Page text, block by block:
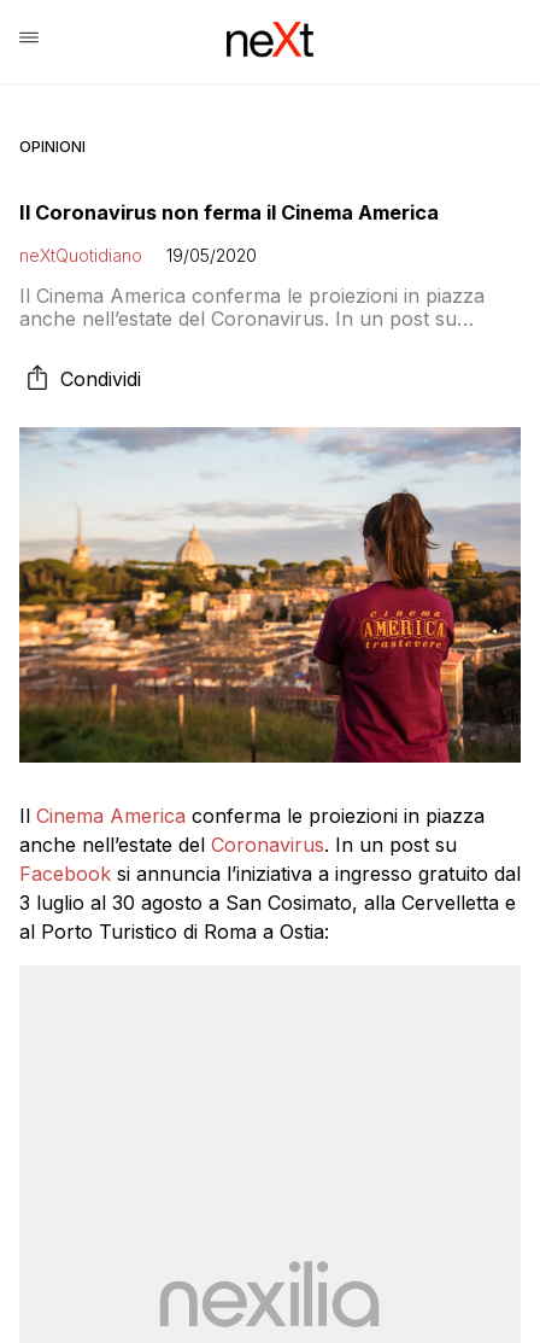
OPINIONI
Il Coronavirus non ferma il Cinema America
neXtQuotidiano 19/05/2020
Il Cinema America conferma le proiezioni in piazza
anche nell’estate del Coronavirus. In un post su
3 luglio al 30 agosto a San Cosimato, alla Cervelletta e
al Porto Turistico di Roma a Ostia: Da settimane siamo
restituire […]
Condividi
Il Cinema America conferma le proiezioni in piazza
anche nell’estate del Coronavirus. In un post su
Facebook si annuncia l’iniziativa a ingresso gratuito dal
3 luglio al 30 agosto a San Cosimato, alla Cervelletta e
al Porto Turistico di Roma a Ostia: